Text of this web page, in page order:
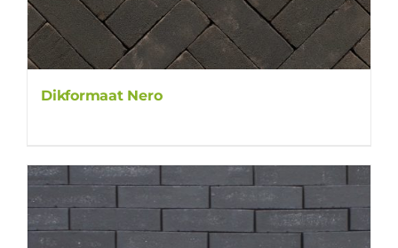
Dikformaat Nero